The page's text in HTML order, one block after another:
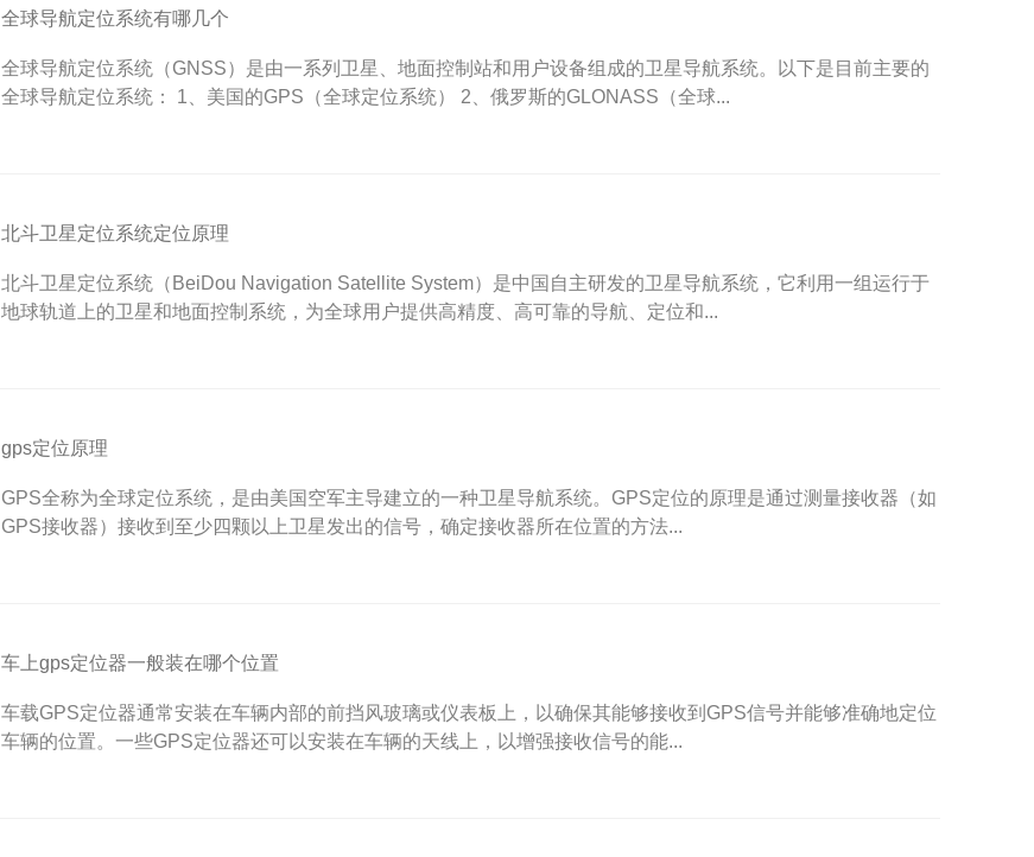
全球导航定位系统有哪几个
全球导航定位系统（GNSS）是由一系列卫星、地面控制站和用户设备组成的卫星导航系统。以下是目前主要的
全球导航定位系统： 1、美国的GPS（全球定位系统） 2、俄罗斯的GLONASS（全球...
北斗卫星定位系统定位原理
北斗卫星定位系统（BeiDou Navigation Satellite System）是中国自主研发的卫星导航系统，它利用一组运行于
地球轨道上的卫星和地面控制系统，为全球用户提供高精度、高可靠的导航、定位和...
gps定位原理
GPS全称为全球定位系统，是由美国空军主导建立的一种卫星导航系统。GPS定位的原理是通过测量接收器（如
GPS接收器）接收到至少四颗以上卫星发出的信号，确定接收器所在位置的方法...
车上gps定位器一般装在哪个位置
车载GPS定位器通常安装在车辆内部的前挡风玻璃或仪表板上，以确保其能够接收到GPS信号并能够准确地定位
车辆的位置。一些GPS定位器还可以安装在车辆的天线上，以增强接收信号的能...